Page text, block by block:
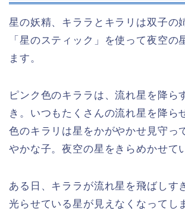
星の妖精、キララとキラリは双子の
「星のスティック」を使って夜空の
ます。
ピンク色のキララは、流れ星を降ら
き。いつもたくさんの流れ星を降ら
色のキラリは星をかがやかせ見守っ
やかな子。夜空の星をきらめかせて
ある日、キララが流れ星を飛ばしす
光らせている星が見えなくなってし